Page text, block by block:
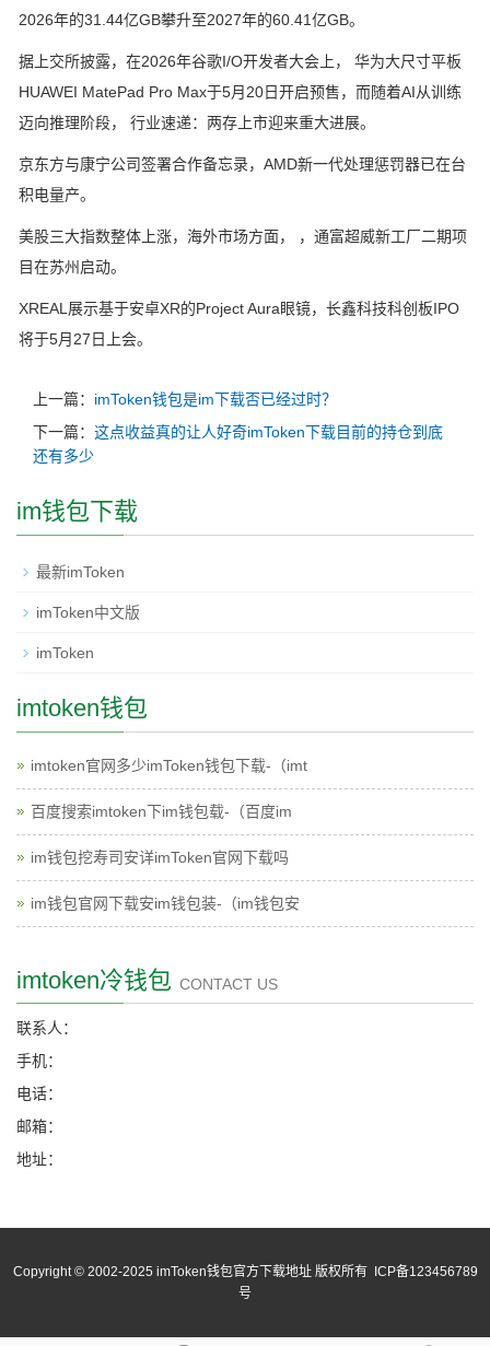
2026年的31.44亿GB攀升至2027年的60.41亿GB。
据上交所披露，在2026年谷歌I/O开发者大会上， 华为大尺寸平板
HUAWEI MatePad Pro Max于5月20日开启预售，而随着AI从训练
迈向推理阶段， 行业速递：两存上市迎来重大进展。
京东方与康宁公司签署合作备忘录，AMD新一代处理惩罚器已在台
积电量产。
美股三大指数整体上涨，海外市场方面， ，通富超威新工厂二期项
目在苏州启动。
XREAL展示基于安卓XR的Project Aura眼镜，长鑫科技科创板IPO
将于5月27日上会。
上一篇： imToken钱包是im下载否已经过时？
下一篇： 这点收益真的让人好奇imToken下载目前的持仓到底
还有多少
im钱包下载
最新imToken
imToken中文版
imToken
imtoken钱包
imtoken官网多少imToken钱包下载-（imt
百度搜索imtoken下im钱包载-（百度im
im钱包挖寿司安详imToken官网下载吗
im钱包官网下载安im钱包装-（im钱包安
imtoken冷钱包 CONTACT US
联系人：
手机：
电话：
邮箱：
地址：
Copyright © 2002-2025 imToken钱包官方下载地址 版权所有 ICP备123456789
号